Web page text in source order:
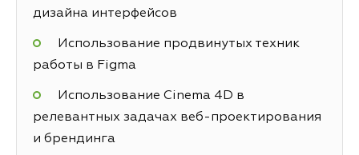
дизайна интерфейсов
Использование продвинутых техник
работы в Figma
Использование Cinema 4D в
релевантных задачах веб-проектирования
и брендинга